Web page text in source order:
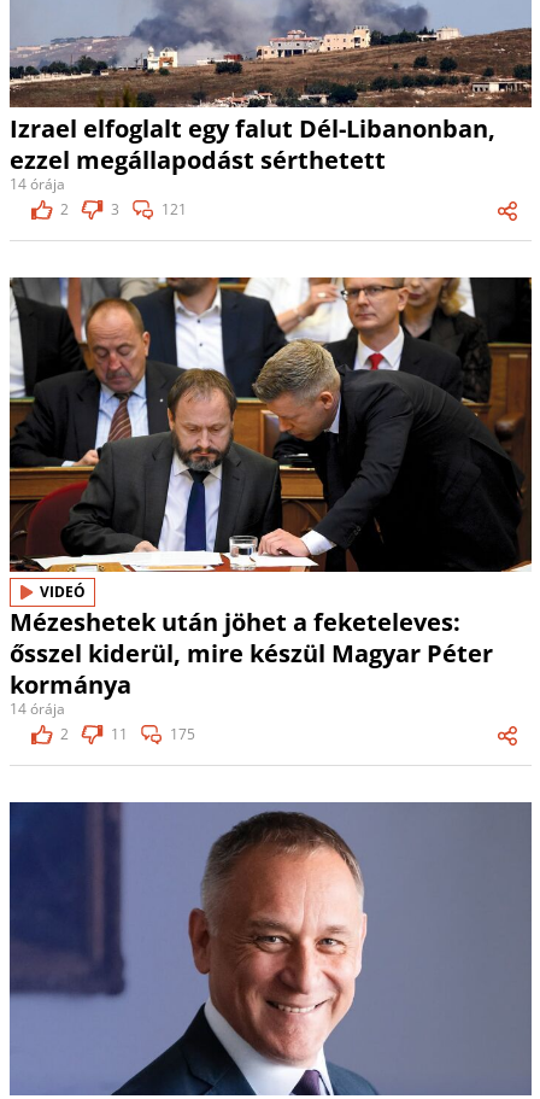
Izrael elfoglalt egy falut Dél-Libanonban,
ezzel megállapodást sérthetett
14 órája
2
3 121
VIDEÓ
Mézeshetek után jöhet a feketeleves:
ősszel kiderül, mire készül Magyar Péter
kormánya
14 órája
2
11 175